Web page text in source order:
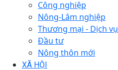
Công nghiệp
Nông-Lâm nghiệp
Thương mại - Dịch vụ
Đầu tư
Nông thôn mới
XÃ HỘI